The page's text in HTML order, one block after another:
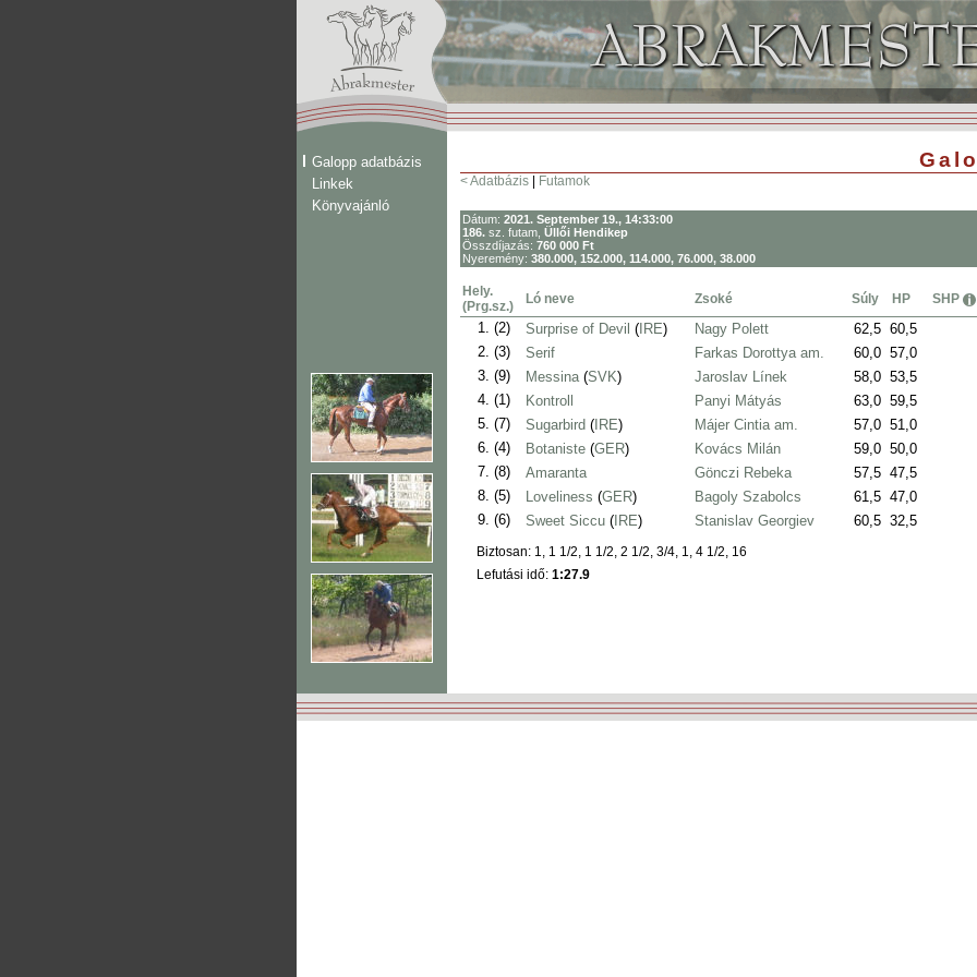
Galopp adatbázis
Linkek
Könyvajánló
< Adatbázis Futamok
Dátum: 2021. September 19., 14:33:00
186. sz. futam, Üllői Hendikep
Összdíjazás: 760 000 Ft
Nyeremény: 380.000, 152.000, 114.000, 76.000, 38.000
Hely.
(Prg.sz.)
Ló neve Zsoké Súly HP SHP
1. (2) Surprise of Devil ( IRE) Nagy Polett 62,5 60,5
2. (3) Serif Farkas Dorottya am. 60,0 57,0
3. (9) Messina(SVK) Jaroslav Línek 58,0 53,5
4. (1) Kontroll Panyi Mátyás 63,0 59,5
5. (7) Sugarbird ( IRE) Májer Cintia am. 57,0 51,0
6. (4) Botaniste (GER) Kovács Milán 59,0 50,0
7. (8) Amaranta Gönczi Rebeka 57,5 47,5
8. (5) Loveliness (GER) Bagoly Szabolcs 61,5 47,0
9. (6) Sweet Siccu ( IRE) Stanislav Georgiev 60,5 32,5
Biztosan: 1, 1 1/2, 1 1/2, 2 1/2, 3/4, 1, 4 1/2, 16
Lefutási idő: 1:27.9